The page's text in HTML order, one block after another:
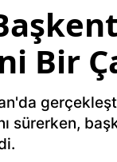
Bir
sürerken,